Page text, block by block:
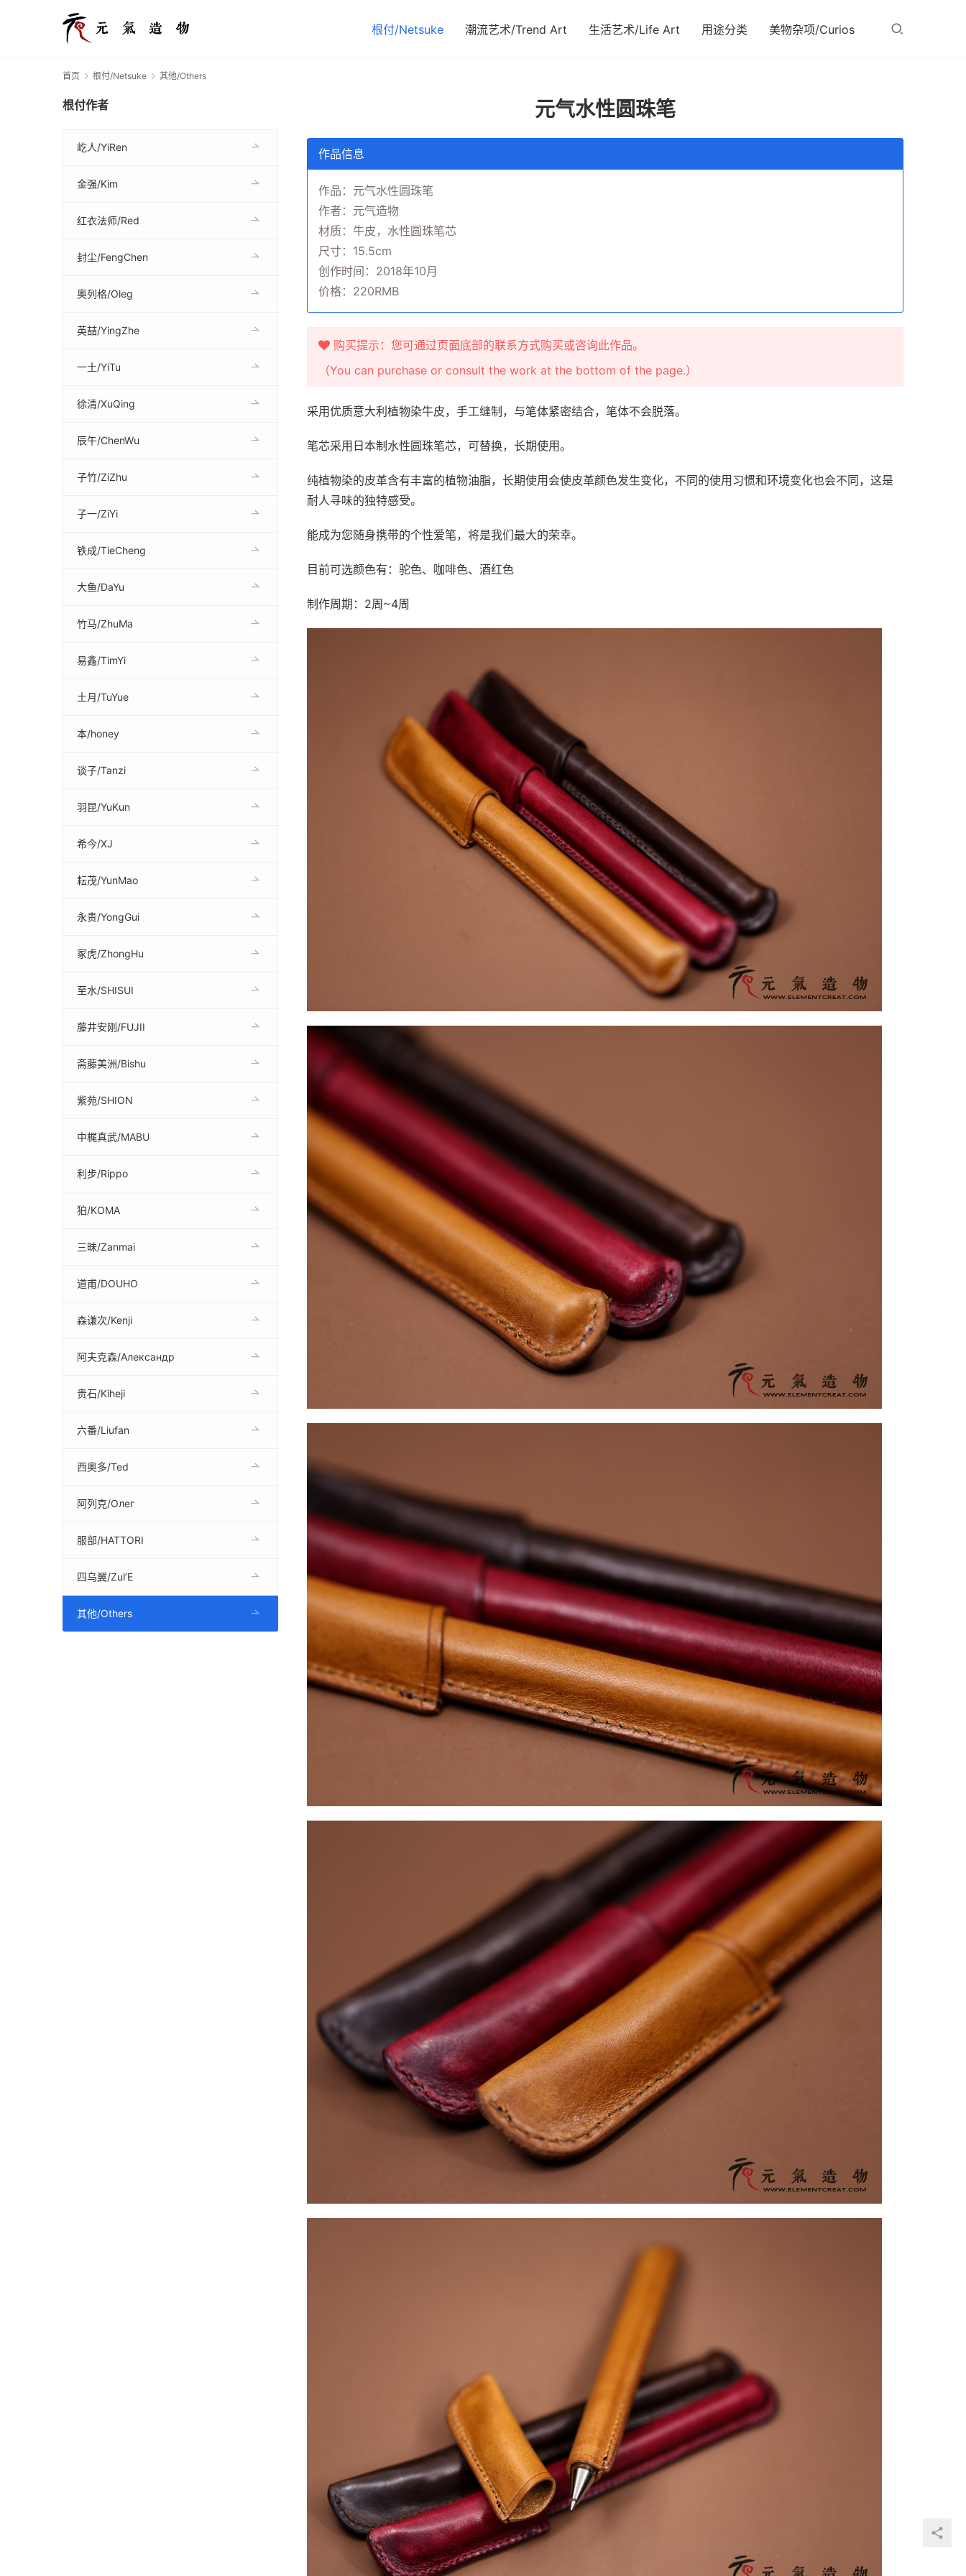
根付/Netsuke 潮流艺术/Trend Art 生活艺术/Life Art 用途分类 美物杂项/Curios
首页 根付/Netsuke 其他/Others
元气水性圆珠笔
作品信息
作品：元气水性圆珠笔
作者：元气造物
材质：牛皮，水性圆珠笔芯
尺寸：15.5cm
创作时间：2018年10月
价格：220RMB
购买提示：您可通过页面底部的联系方式购买或咨询此作品。
（You can purchase or consult the work at the bottom of the page.）
采用优质意大利植物染牛皮，手工缝制，与笔体紧密结合，笔体不会脱落。
笔芯采用日本制水性圆珠笔芯，可替换，长期使用。
纯植物染的皮革含有丰富的植物油脂，长期使用会使皮革颜色发生变化，不同的使用习惯和环境变化也会不同，这是
耐人寻味的独特感受。
能成为您随身携带的个性爱笔，将是我们最大的荣幸。
目前可选颜色有：驼色、咖啡色、酒红色
制作周期：2周~4周
根付作者
屹人/YiRen
金强/Kim
红衣法师/Red
封尘/FengChen
奥列格/Oleg
英喆/YingZhe
一土/YiTu
徐清/XuQing
辰午/ChenWu
子竹/ZiZhu
子一/ZiYi
铁成/TieCheng
大鱼/DaYu
竹马/ZhuMa
易鑫/TimYi
土月/TuYue
本/honey
谈子/Tanzi
羽昆/YuKun
希今/XJ
耘茂/YunMao
永贵/YongGui
冢虎/ZhongHu
至水/SHISUI
藤井安刚/FUJII
斋藤美洲/Bishu
紫苑/SHION
中梶真武/MABU
利步/Rippo
狛/KOMA
三昧/Zanmai
道甫/DOUHO
森谦次/Kenji
阿夫克森/Александр
贵石/Kiheji
六番/Liufan
西奥多/Ted
阿列克/Олег
服部/HATTORI
四乌翼/Zul’E
其他/Others